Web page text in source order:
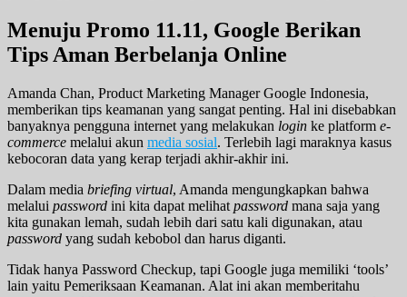
Menuju Promo 11.11, Google Berikan
Tips Aman Berbelanja Online
Amanda Chan, Product Marketing Manager Google Indonesia,
memberikan tips keamanan yang sangat penting. Hal ini disebabkan
banyaknya pengguna internet yang melakukan login ke platform e-
commerce melalui akun media sosial. Terlebih lagi maraknya kasus
kebocoran data yang kerap terjadi akhir-akhir ini.
Dalam media briefing virtual, Amanda mengungkapkan bahwa
melalui password ini kita dapat melihat password mana saja yang
kita gunakan lemah, sudah lebih dari satu kali digunakan, atau
password yang sudah kebobol dan harus diganti.
Tidak hanya Password Checkup, tapi Google juga memiliki ‘tools’
lain yaitu Pemeriksaan Keamanan. Alat ini akan memberitahu